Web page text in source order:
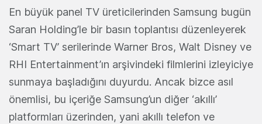
En büyük panel TV üreticilerinden Samsung bugün
Saran Holding’le bir basın toplantısı düzenleyerek
‘Smart TV’ serilerinde Warner Bros, Walt Disney ve
RHI Entertainment’ın arşivindeki filmlerini izleyiciye
sunmaya başladığını duyurdu. Ancak bizce asıl
önemlisi, bu içeriğe Samsung’un diğer ‘akıllı’
platformları üzerinden, yani akıllı telefon ve